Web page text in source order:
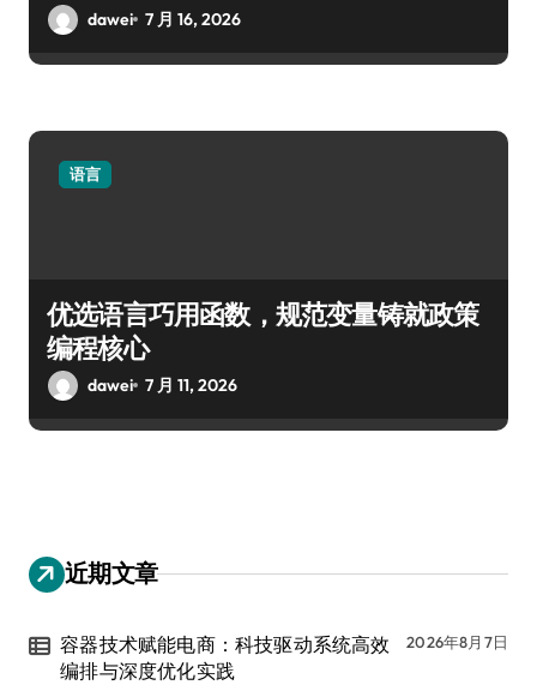
dawei 7 月 16, 2026
语言
优选语言巧用函数，规范变量铸就政策
编程核心
dawei 7 月 11, 2026
近期文章
容器技术赋能电商：科技驱动系统高效
编排与深度优化实践
2026年8月7日